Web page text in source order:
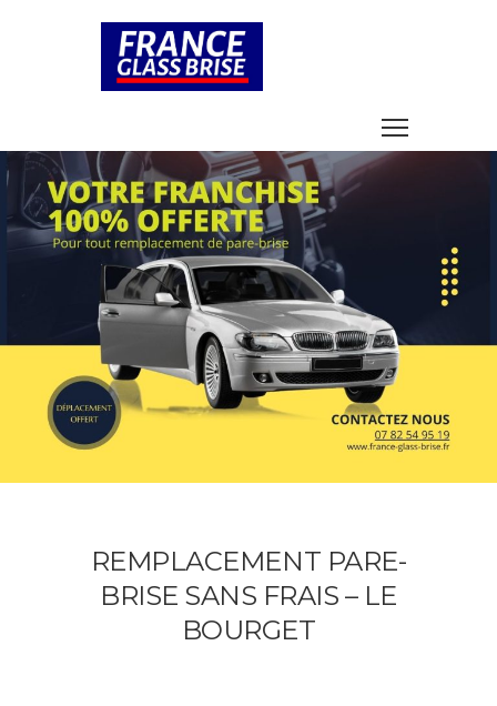
REMPLACEMENT PARE-
BRISE SANS FRAIS – LE
BOURGET